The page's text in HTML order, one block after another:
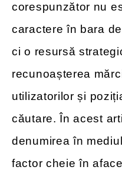
corespunzător nu
caractere în bara
ci o resursă
recunoașterea
utilizatorilor și
căutare. În acest
denumirea în
factor cheie în